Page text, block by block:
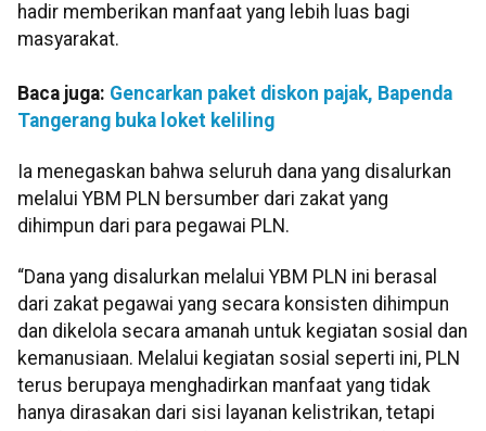
hadir memberikan manfaat yang lebih luas bagi
masyarakat.
Baca juga: Gencarkan paket diskon pajak, Bapenda
Tangerang buka loket keliling
Ia menegaskan bahwa seluruh dana yang disalurkan
melalui YBM PLN bersumber dari zakat yang
dihimpun dari para pegawai PLN.
“Dana yang disalurkan melalui YBM PLN ini berasal
dari zakat pegawai yang secara konsisten dihimpun
dan dikelola secara amanah untuk kegiatan sosial dan
kemanusiaan. Melalui kegiatan sosial seperti ini, PLN
terus berupaya menghadirkan manfaat yang tidak
hanya dirasakan dari sisi layanan kelistrikan, tetapi